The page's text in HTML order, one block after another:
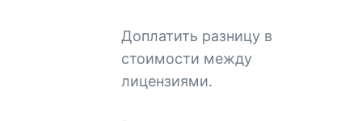
Доплатить разницу в
стоимости между
лицензиями.